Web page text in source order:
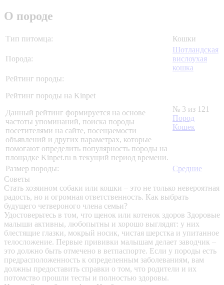
О породе
Тип питомца: Кошки
Порода:
Шотландская
вислоухая
кошка
Рейтинг породы:
Рейтинг породы на Kinpet
Данный рейтинг формируется на основе
частоты упоминаний, поиска породы
посетителями на сайте, посещаемости
объявлений и других параметрах, которые
помогают определить популярность породы на
площадке Kinpet.ru в текущий период времени.
№ 3 из 121
Пород
Кошек
Размер породы:
Средние
Советы
Стать хозяином собаки или кошки – это не только невероятная
радость, но и огромная ответственность. Как выбрать
будущего четвероного члена семьи?
Удостоверьтесь в том, что щенок или котенок здоров Здоровые
малыши активны, любопытны и хорошо выглядят: у них
блестящие глазки, мокрый носик, чистая шерстка и упитанное
телосложение. Первые прививки малышам делает заводчик –
это должно быть отмечено в ветпаспорте. Если у породы есть
предрасположенность к определенным заболеваниям, вам
должны предоставить справки о том, что родители и их
потомство прошли тесты и полностью здоровы.